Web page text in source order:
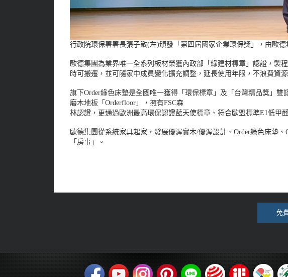
行政院環保署署長張子敬(左)頒發「第四屆國家企業環保獎」，由歐德
歐德集團為業界唯一全系列板材榮獲內政部「綠建材標章」認證，製
時可搬遷，並可隨家中成員變化擴充調整，延長使用年限，不浪費資源
旗下Order綠色床墊是全國唯一獲得「環保標章」及「台灣精品獎」
磨木地板「Orderfloor」，擁有FSC森
林認證，更通過歐洲最高環保認證藍天使標章、符合歐盟標準E1低甲
歐德集團從系統家具起家，發展優渥實木/優渥設計、Order綠色床墊
「房事」。
免